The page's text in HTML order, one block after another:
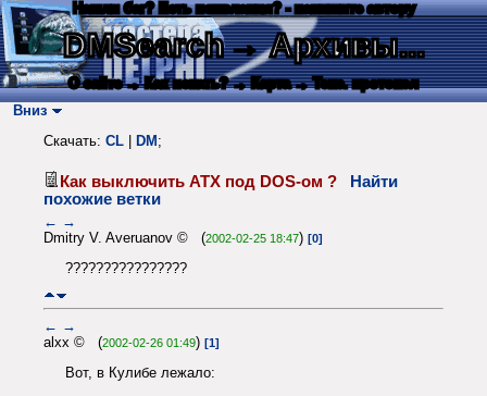
Нашли баг? Есть пожелания? - напишите автору
DMSearch→ Архивы...
О сайте → Как искать? → Карта → Текс. протокол
Вниз
Скачать: CL DM ;
Как выключить ATX под DOS-ом ?
Найти
похожие ветки
← →
Dmitry V. Averuanov © (2002-02-25 18:47) [0]
????????????????
← →
alxx © (2002-02-26 01:49) [1]
Вот, в Кулибе лежало: